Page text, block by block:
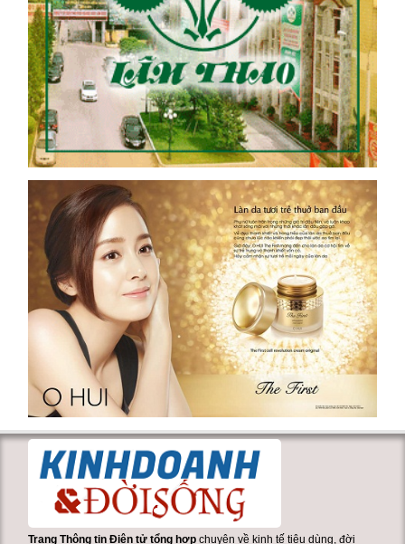
Trang Thông tin Điện tử tổng hợp chuyên về kinh tế tiêu dùng, đời